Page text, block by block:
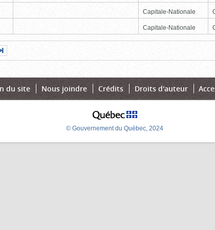
Capitale-Nationale
Capitale-Nationale
du site Nous joindre Crédits Droits d'auteur
© Gouvernement du Québec, 2024